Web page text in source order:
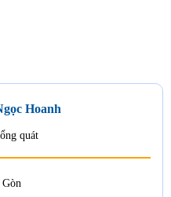
Hoanh
quát